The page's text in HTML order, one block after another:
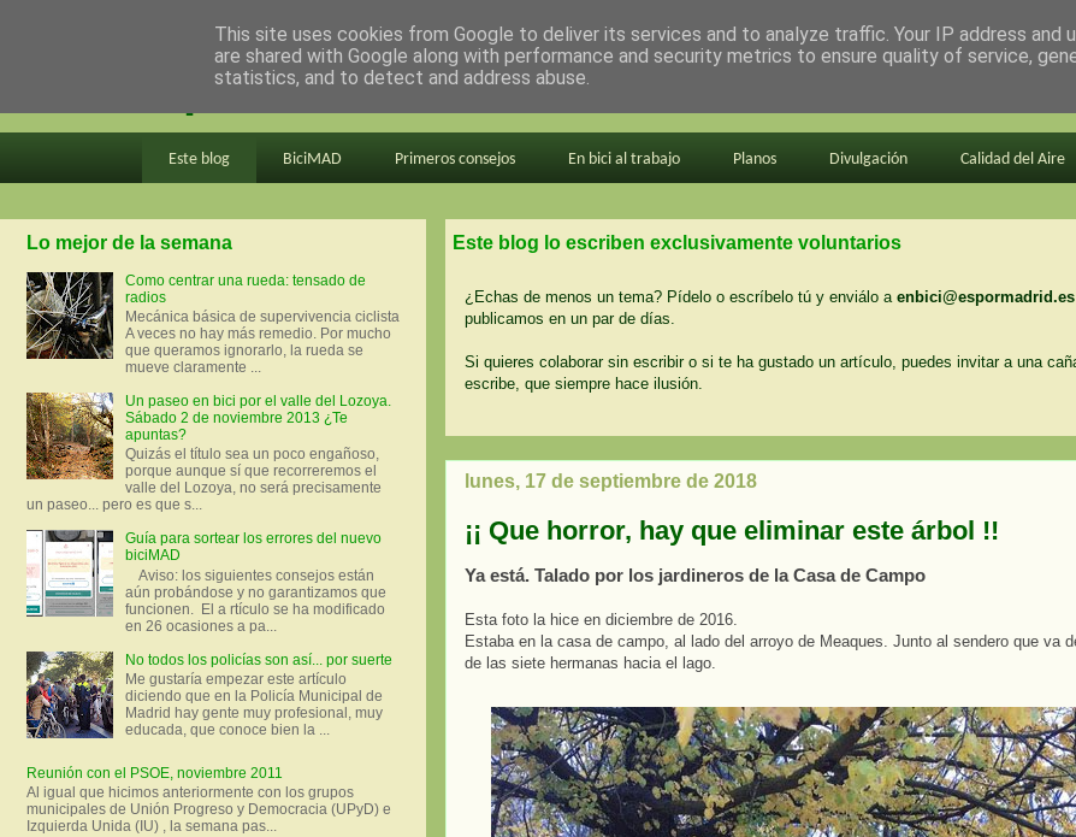
en bici por madrid
Este blog BiciMAD Primeros consejos En bici al trabajo Planos Divulgación Calidad del Aire
Este blog lo escriben exclusivamente voluntarios
¿Echas de menos un tema? Pídelo o escríbelo tú y enviálo a enbici@espormadrid.es
publicamos en un par de días.
Si quieres colaborar sin escribir o si te ha gustado un artículo, puedes invitar a una
escribe, que siempre hace ilusión.
lunes, 17 de septiembre de 2018
¡¡ Que horror, hay que eliminar este árbol !!
Ya está. Talado por los jardineros de la Casa de Campo
Esta foto la hice en diciembre de 2016.
Estaba en la casa de campo, al lado del arroyo de Meaques. Junto al sendero que va
de las siete hermanas hacia el lago.
Lo mejor de la semana
Como centrar una rueda: tensado de
radios
Mecánica básica de supervivencia ciclista
A veces no hay más remedio. Por mucho
que queramos ignorarlo, la rueda se
mueve claramente ...
Un paseo en bici por el valle del Lozoya.
Sábado 2 de noviembre 2013 ¿Te
apuntas?
Quizás el título sea un poco engañoso,
porque aunque sí que recorreremos el
valle del Lozoya, no será precisamente
un paseo... pero es que s...
Guía para sortear los errores del nuevo
biciMAD
Aviso: los siguientes consejos están
aún probándose y no garantizamos que
funcionen. El a rtículo se ha modificado
en 26 ocasiones a pa...
No todos los policías son así... por suerte
Me gustaría empezar este artículo
diciendo que en la Policía Municipal de
Madrid hay gente muy profesional, muy
educada, que conoce bien la ...
Reunión con el PSOE, noviembre 2011
Al igual que hicimos anteriormente con los grupos
municipales de Unión Progreso y Democracia (UPyD) e
Izquierda Unida (IU) , la semana pas...
This site uses cookies from Google to deliver its services and to analyze traffic. Your IP address and
are shared with Google along with performance and security metrics to ensure quality of service,
statistics, and to detect and address abuse.